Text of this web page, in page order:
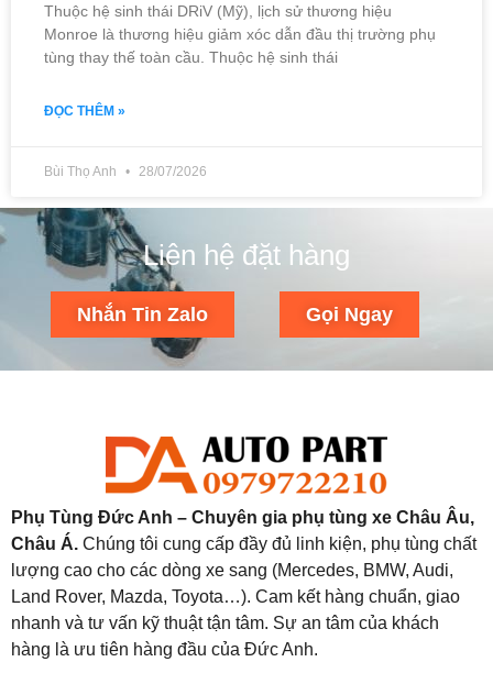
Thuộc hệ sinh thái DRiV (Mỹ), lịch sử thương hiệu
Monroe là thương hiệu giảm xóc dẫn đầu thị trường phụ
tùng thay thế toàn cầu. Thuộc hệ sinh thái
ĐỌC THÊM »
Bùi Thọ Anh 28/07/2026
Liên hệ đặt hàng
Nhắn Tin Zalo Gọi Ngay
Phụ Tùng Đức Anh – Chuyên gia phụ tùng xe Châu Âu,
Châu Á. Chúng tôi cung cấp đầy đủ linh kiện, phụ tùng chất
lượng cao cho các dòng xe sang (Mercedes, BMW, Audi,
Land Rover, Mazda, Toyota…). Cam kết hàng chuẩn, giao
nhanh và tư vấn kỹ thuật tận tâm. Sự an tâm của khách
hàng là ưu tiên hàng đầu của Đức Anh.